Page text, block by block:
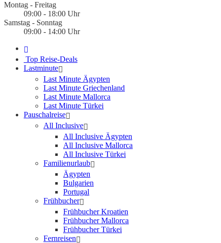
Montag - Freitag
09:00 - 18:00 Uhr
Samstag - Sonntag
09:00 - 14:00 Uhr
Top Reise-Deals
Lastminute
Last Minute Ägypten
Last Minute Griechenland
Last Minute Mallorca
Last Minute Türkei
Pauschalreise
All Inclusive
All Inclusive Ägypten
All Inclusive Mallorca
All Inclusive Türkei
Familienurlaub
Ägypten
Bulgarien
Portugal
Frühbucher
Frühbucher Kroatien
Frühbucher Mallorca
Frühbucher Türkei
Fernreisen